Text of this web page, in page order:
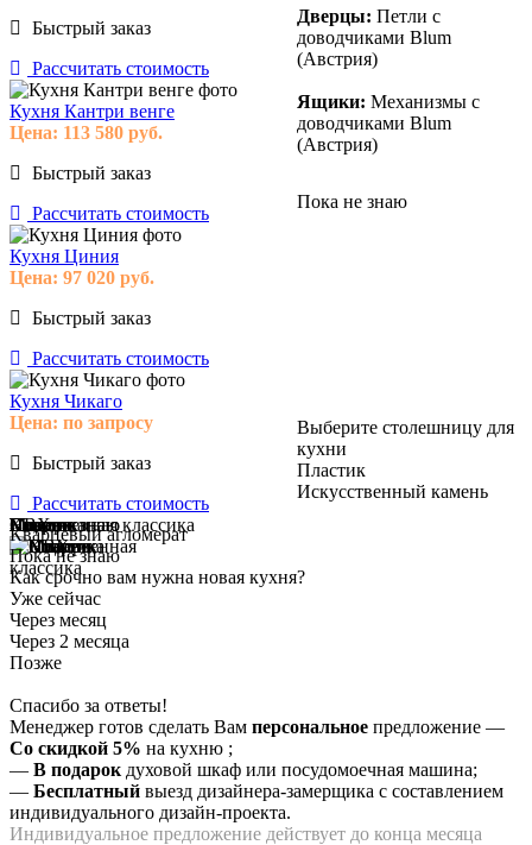
Быстрый заказ
Рассчитать стоимость
Кухня Кантри венге
Цена: 113 580 руб.
Быстрый заказ
Рассчитать стоимость
Кухня Циния
Цена: 97 020 руб.
Быстрый заказ
Рассчитать стоимость
Кухня Чикаго
Цена: по запросу
Быстрый заказ
Рассчитать стоимость
Модерн
Классика
Современная классика
Пока не знаю
ПВХ
Пластик
Эмаль
Массив
Пока не знаю
Дверцы: Петли с
доводчиками Blum
(Австрия)
Ящики: Механизмы с
доводчиками Blum
(Австрия)
Пока не знаю
Выберите столешницу для
кухни
Пластик
Искусственный камень
Кварцевый агломерат
Пока не знаю
Как срочно вам нужна новая кухня?
Уже сейчас
Через месяц
Через 2 месяца
Позже
Спасибо за ответы!
Менеджер готов сделать Вам персональное предложение —
Со скидкой 5% на кухню ;
— В подарок духовой шкаф или посудомоечная машина;
— Бесплатный выезд дизайнера-замерщика с составлением
индивидуального дизайн-проекта.
Индивидуальное предложение действует до конца месяца